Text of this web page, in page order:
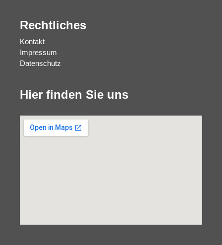
Rechtliches
Kontakt
Impressum
Datenschutz
Hier finden Sie uns